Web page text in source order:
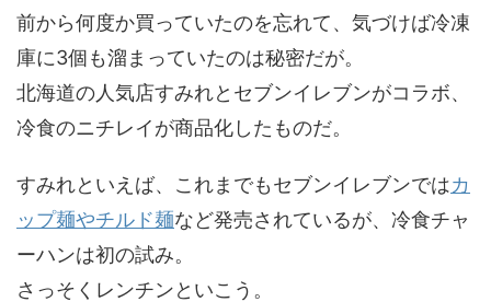
前から何度か買っていたのを忘れて、気づけば冷凍
庫に3個も溜まっていたのは秘密だが。
北海道の人気店すみれとセブンイレブンがコラボ、
冷食のニチレイが商品化したものだ。
すみれといえば、これまでもセブンイレブンではカ
ップ麺やチルド麺など発売されているが、冷食チャ
ーハンは初の試み。
さっそくレンチンといこう。